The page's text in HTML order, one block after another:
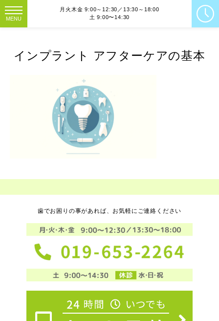
MENU
月火木金 9:00～12:30／13:30～18:00
土 9:00〜14:30
インプラント アフターケアの基本
歯でお困りの事があれば、お気軽にご連絡ください